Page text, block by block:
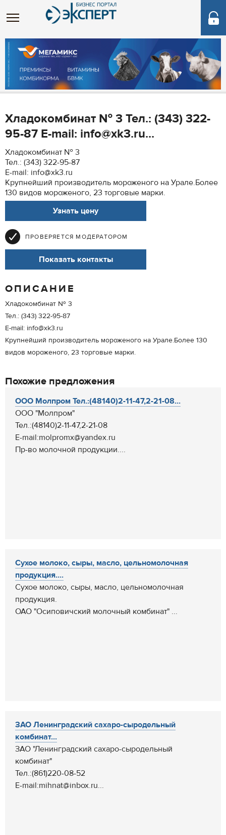
Хладокомбинат № 3 Тел.: (343) 322-
95-87 E-mail: info@xk3.ru...
Хладокомбинат № 3
Тел.: (343) 322-95-87
E-mail: info@xk3.ru
Крупнейший производитель мороженого на Урале.Более
130 видов мороженого, 23 торговые марки.
Узнать цену
ПРОВЕРЯЕТСЯ МОДЕРАТОРОМ
Показать контакты
ОПИСАНИЕ
Хладокомбинат № 3
Тел.: (343) 322-95-87
E-mail: info@xk3.ru
Крупнейший производитель мороженого на Урале.Более 130
видов мороженого, 23 торговые марки.
Похожие предложения
ООО Молпром Тел.:(48140)2-11-47,2-21-08...
ООО "Молпром"
Тел.:(48140)2-11-47,2-21-08
E-mail:molpromx@yandex.ru
Пр-во молочной продукции....
Сухое молоко, сыры, масло, цельномолочная
продукция....
Сухое молоко, сыры, масло, цельномолочная
продукция.
ОАО "Осиповичский молочный комбинат" ...
ЗАО Ленинградский сахаро-сыродельный
комбинат...
ЗАО "Ленинградский сахаро-сыродельный
комбинат"
Тел.:(861)220-08-52
E-mail:mihnat@inbox.ru...